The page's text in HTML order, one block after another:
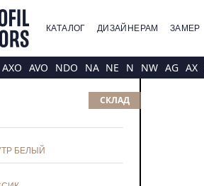
КАТАЛОГ ДИЗАЙНЕРАМ ЗАМЕР
AXO AVO NDO NA NE N NW AG AX
СКЛАД
БЕЛЫЙ